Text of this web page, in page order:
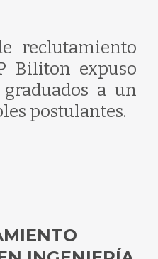
reclutamiento
Biliton expuso
a un
postulantes.